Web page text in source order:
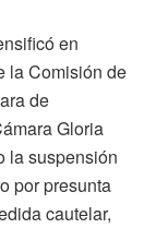
en
la Comisión de
de
Gloria
la suspensión
por presunta
cautelar,